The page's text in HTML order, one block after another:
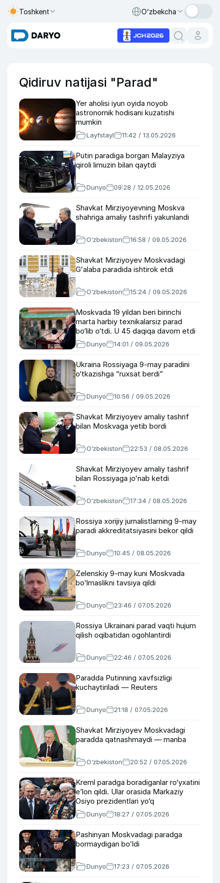
Toshkent O‘zbekcha
Qidiruv natijasi "Parad"
Yer aholisi iyun oyida noyob
astronomik hodisani kuzatishi
mumkin
Layfstayl 11:42 / 13.05.2026
Putin paradiga borgan Malayziya
qiroli limuzin bilan qaytdi
Dunyo 09:28 / 12.05.2026
Shavkat Mirziyoyevning Moskva
shahriga amaliy tashrifi yakunlandi
O‘zbekiston 16:58 / 09.05.2026
Shavkat Mirziyoyev Moskvadagi
Gʻalaba paradida ishtirok etdi
O‘zbekiston 15:24 / 09.05.2026
Moskvada 19 yildan beri birinchi
marta harbiy texnikalarsiz parad
bo‘lib o‘tdi. U 45 daqiqa davom etdi
Dunyo 14:01 / 09.05.2026
Ukraina Rossiyaga 9-may paradini
o‘tkazishga “ruxsat berdi”
Dunyo 10:56 / 09.05.2026
Shavkat Mirziyoyev amaliy tashrif
bilan Moskvaga yetib bordi
O‘zbekiston 22:53 / 08.05.2026
Shavkat Mirziyoyev amaliy tashrif
bilan Rossiyaga joʻnab ketdi
O‘zbekiston 17:34 / 08.05.2026
Rossiya xorijiy jurnalistlarning 9-may
paradi akkreditatsiyasini bekor qildi
Dunyo 10:45 / 08.05.2026
Zelenskiy 9-may kuni Moskvada
boʻlmaslikni tavsiya qildi
Dunyo 23:46 / 07.05.2026
Rossiya Ukrainani parad vaqti hujum
qilish oqibatidan ogohlantirdi
Dunyo 22:46 / 07.05.2026
Paradda Putinning xavfsizligi
kuchaytiriladi — Reuters
Dunyo 21:18 / 07.05.2026
Shavkat Mirziyoyev Moskvadagi
paradda qatnashmaydi — manba
O‘zbekiston 20:52 / 07.05.2026
Kreml paradga boradiganlar ro‘yxatini
e’lon qildi. Ular orasida Markaziy
Osiyo prezidentlari yo‘q
Dunyo 18:27 / 07.05.2026
Pashinyan Moskvadagi paradga
bormaydigan boʻldi
Dunyo 17:23 / 07.05.2026